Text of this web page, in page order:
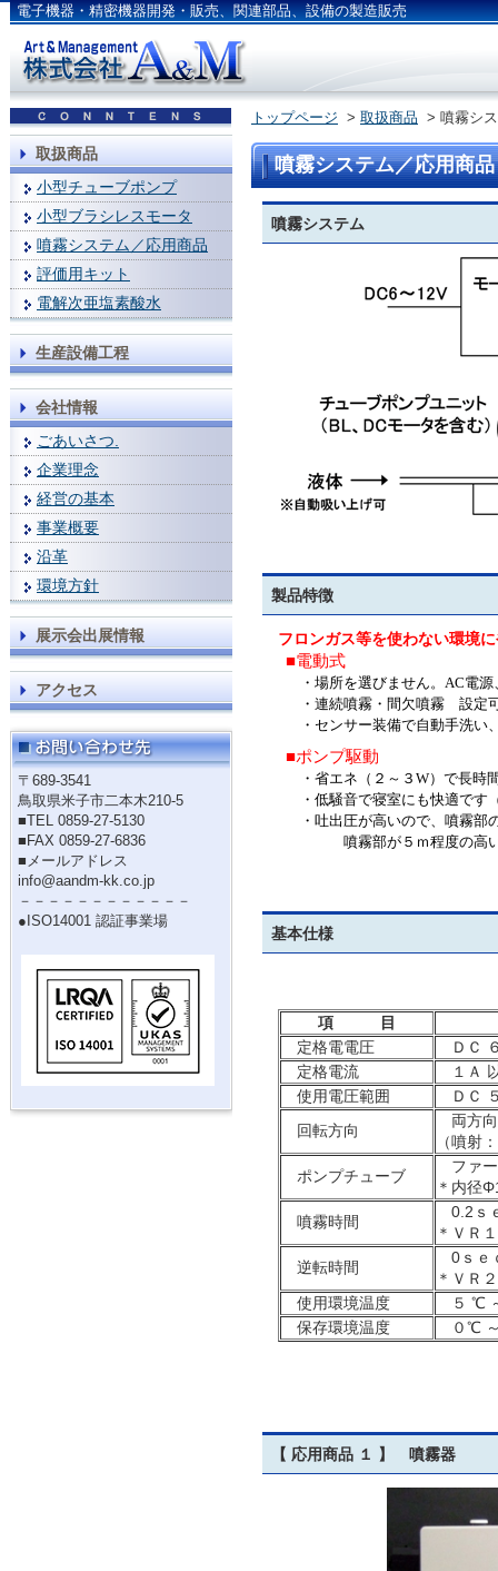
電子機器・精密機器開発・販売、関連部品、設備の製造販売
取扱商品
小型チューブポンプ
小型ブラシレスモータ
噴霧システム／応用商品
評価用キット
電解次亜塩素酸水
生産設備工程
会社情報
ごあいさつ.
企業理念
経営の基本
事業概要
沿革
環境方針
展示会出展情報
アクセス
〒689-3541
鳥取県米子市二本木210-5
■TEL 0859-27-5130
■FAX 0859-27-6836
■メールアドレス
info@aandm-kk.co.jp
－－－－－－－－－－－－
●ISO14001 認証事業場
トップページ > 取扱商品 > 噴霧シ
噴霧システム／応用商品
噴霧システム
製品特徴
フロンガス等を使わない環境
■電動式
・場所を選びません。 AC電源
・連続噴霧・間欠噴霧 設定
・センサー装備で自動手洗い
■ポンプ駆動
・省エネ（２～３W）で長時
・低騒音で寝室にも快適です
・吐出圧が高いので、噴霧部
噴霧部が５ｍ程度の高い所
基本仕様
項 目
定格電電圧
ＤＣ
定格電流
１Ａ
使用電圧範囲
ＤＣ
回転方向
両方向
（噴射
ポンプチューブ
ファー
＊内径
噴霧時間
0.2ｓ
＊ＶＲ
逆転時間
0ｓｅ
＊ＶＲ
使用環境温度
５ ℃
保存環境温度
０℃
【 応用商品 １ 】 噴霧器